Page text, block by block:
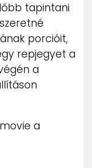
tapintani
porcióit,
repjegyet a
a
a